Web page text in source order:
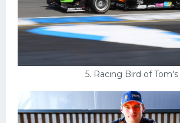
5. Racing Bird of Tom's